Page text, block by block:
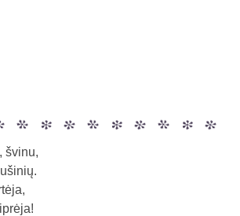
švinu,